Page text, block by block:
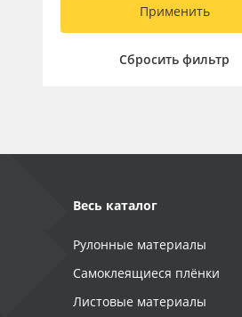
Применить
Сбросить фильтр
Весь каталог
Рулонные материалы
Самоклеящиеся плёнки
Листовые материалы